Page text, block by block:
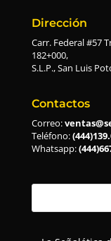
Dirección
Carr. Federal #57
182+000,
S.L.P., San Luis
Contactos
Correo:
Teléfono:
Whatsapp: